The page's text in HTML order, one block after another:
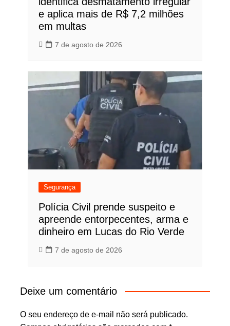
e aplica mais de R$ 7,2 milhões
em multas
7 de agosto de 2026
Segurança
Polícia Civil prende suspeito e
apreende entorpecentes, arma e
dinheiro em Lucas do Rio Verde
7 de agosto de 2026
Deixe um comentário
O seu endereço de e-mail não será publicado.